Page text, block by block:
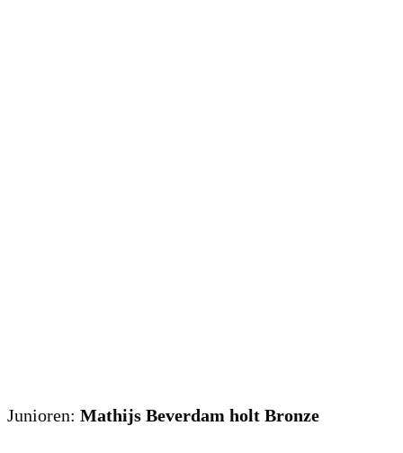
Junioren: Mathijs Beverdam holt Bronze